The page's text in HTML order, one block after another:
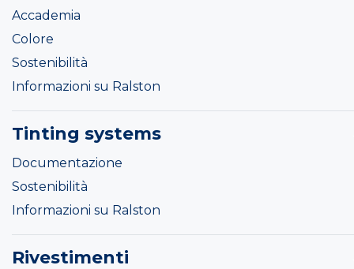
Accademia
Colore
Sostenibilità
Informazioni su Ralston
Tinting systems
Documentazione
Sostenibilità
Informazioni su Ralston
Rivestimenti